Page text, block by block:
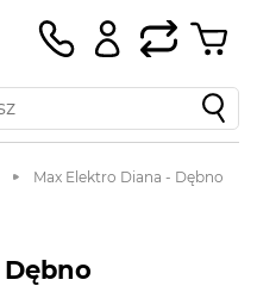
Max Elektro Diana - Dębno